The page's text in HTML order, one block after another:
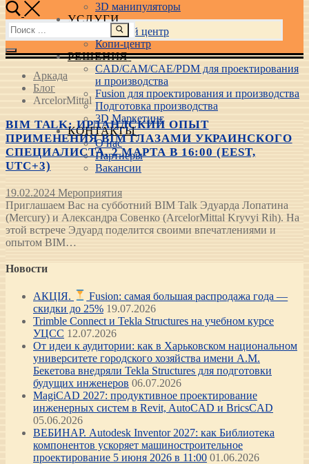
3D манипуляторы
УСЛУГИ
Учебный центр
Копи-центр
РЕШЕНИЯ
CAD/CAM/CAE/PDM для проектирования
и производства
Fusion для проектирования и производства
Подготовка производства
3D Маркетинг
КОНТАКТЫ
О нас
Партнеры
Вакансии
Найти:
Аркада
Блог
ArcelorMittal
BIM TALK: ИРЛАНДСКИЙ ОПЫТ
ПРИМЕНЕНИЯ BIM ГЛАЗАМИ УКРАИНСКОГО
СПЕЦИАЛИСТА. 2 МАРТА В 16:00 (EEST,
UTC+3)
19.02.2024 Мероприятия
Приглашаем Вас на субботний BIM Talk Эдуарда Лопатина
(Mercury) и Александра Совенко (ArcelorMittal Kryvyi Rih). На
этой встрече Эдуард поделится своими впечатлениями и
опытом BIM…
Новости
АКЦІЯ.
Fusion: самая большая распродажа года —
скидки до 25% 19.07.2026
Trimble Connect и Tekla Structures на учебном курсе
УЦСС 12.07.2026
От идеи к аудитории: как в Харьковском национальном
университете городского хозяйства имени А.М.
Бекетова внедряли Tekla Structures для подготовки
будущих инженеров 06.07.2026
MagiCAD 2027: продуктивное проектирование
инженерных систем в Revit, AutoCAD и BricsCAD
05.06.2026
ВЕБИНАР. Autodesk Inventor 2027: как Библиотека
компонентов ускоряет машиностроительное
проектирование 5 июня 2026 в 11:00 01.06.2026